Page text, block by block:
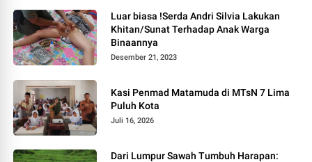
Luar biasa !Serda Andri Silvia Lakukan
Khitan/Sunat Terhadap Anak Warga
Binaannya
Desember 21, 2023
Kasi Penmad Matamuda di MTsN 7 Lima
Puluh Kota
Juli 16, 2026
Dari Lumpur Sawah Tumbuh Harapan: